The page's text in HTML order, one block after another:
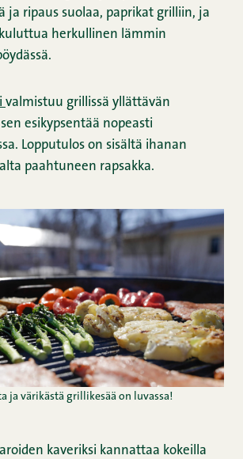
ja ripaus suolaa, paprikat grilliin, ja
herkullinen lämmin
valmistuu grillissä yllättävän
esikypsentää nopeasti
Lopputulos on sisältä ihanan
paahtuneen rapsakka.
ja värikästä grillikesää on luvassa!
kaveriksi kannattaa kokeilla